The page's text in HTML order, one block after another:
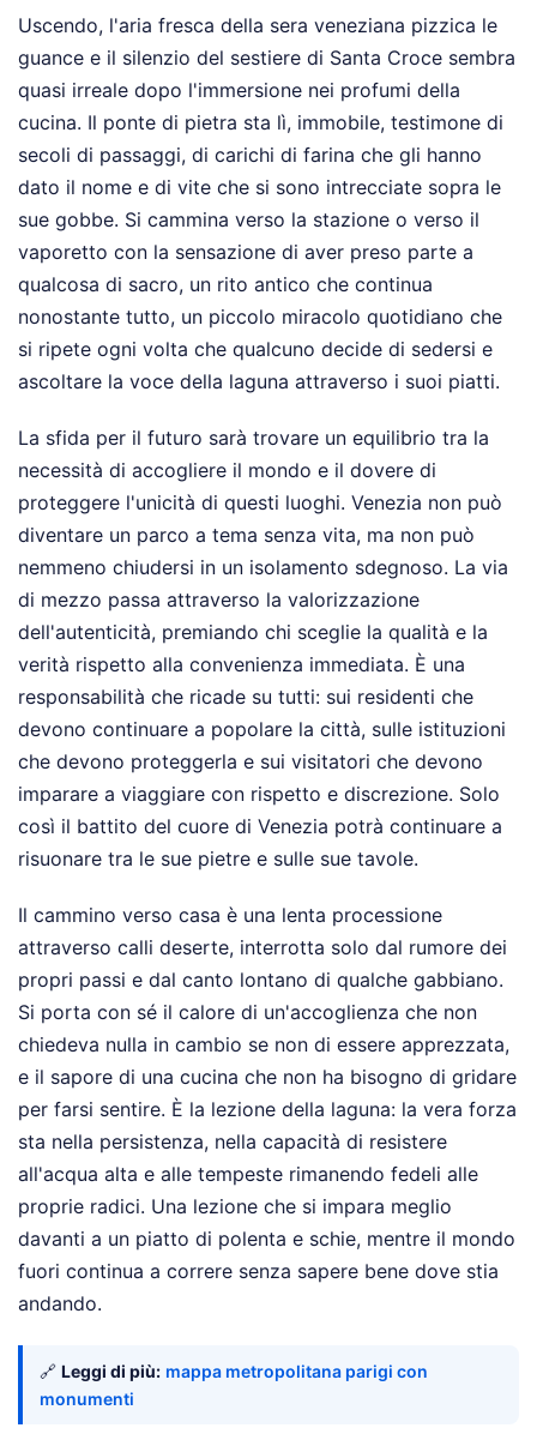
Uscendo, l'aria fresca della sera veneziana pizzica le
guance e il silenzio del sestiere di Santa Croce sembra
quasi irreale dopo l'immersione nei profumi della
cucina. Il ponte di pietra sta lì, immobile, testimone di
secoli di passaggi, di carichi di farina che gli hanno
dato il nome e di vite che si sono intrecciate sopra le
sue gobbe. Si cammina verso la stazione o verso il
vaporetto con la sensazione di aver preso parte a
qualcosa di sacro, un rito antico che continua
nonostante tutto, un piccolo miracolo quotidiano che
si ripete ogni volta che qualcuno decide di sedersi e
ascoltare la voce della laguna attraverso i suoi piatti.
La sfida per il futuro sarà trovare un equilibrio tra la
necessità di accogliere il mondo e il dovere di
proteggere l'unicità di questi luoghi. Venezia non può
diventare un parco a tema senza vita, ma non può
nemmeno chiudersi in un isolamento sdegnoso. La via
di mezzo passa attraverso la valorizzazione
dell'autenticità, premiando chi sceglie la qualità e la
verità rispetto alla convenienza immediata. È una
responsabilità che ricade su tutti: sui residenti che
devono continuare a popolare la città, sulle istituzioni
che devono proteggerla e sui visitatori che devono
imparare a viaggiare con rispetto e discrezione. Solo
così il battito del cuore di Venezia potrà continuare a
risuonare tra le sue pietre e sulle sue tavole.
Il cammino verso casa è una lenta processione
attraverso calli deserte, interrotta solo dal rumore dei
propri passi e dal canto lontano di qualche gabbiano.
Si porta con sé il calore di un'accoglienza che non
chiedeva nulla in cambio se non di essere apprezzata,
e il sapore di una cucina che non ha bisogno di gridare
per farsi sentire. È la lezione della laguna: la vera forza
sta nella persistenza, nella capacità di resistere
all'acqua alta e alle tempeste rimanendo fedeli alle
proprie radici. Una lezione che si impara meglio
davanti a un piatto di polenta e schie, mentre il mondo
fuori continua a correre senza sapere bene dove stia
andando.
🔗 Leggi di più: mappa metropolitana parigi con
monumenti